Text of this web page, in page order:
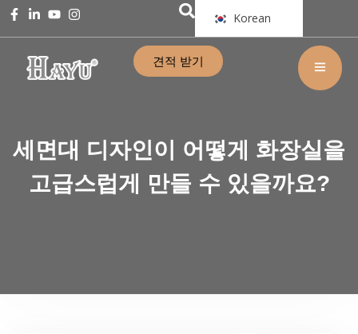
Korean
견적 받기
세면대 디자인이 어떻게 화장실을
고급스럽게 만들 수 있을까요?